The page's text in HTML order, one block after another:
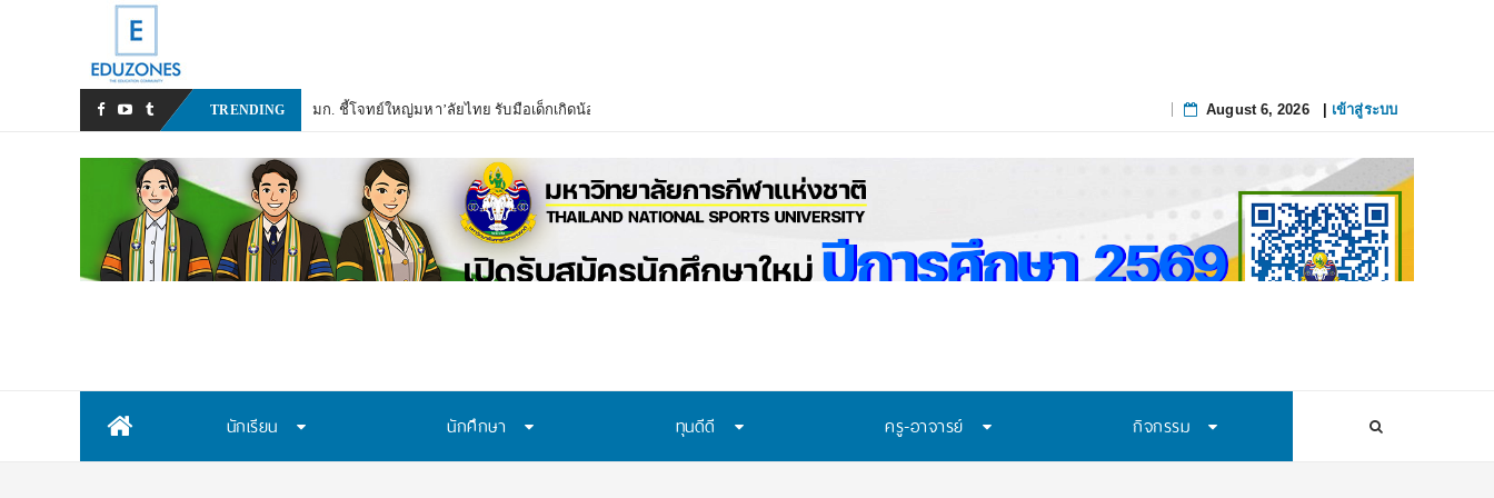
TRENDING
มก. ชี้โจทย์ใหญ่มหา’ลัยไทย รับมือเด็กเกิดน้อย–งบวิจัยลด เร่งปรับสู่ Lifelong Learning ย้ำไม่ขึ้นค่าเทอม
August 6, 2026| เข้าสู่ระบบ
นักเรียน นักศึกษา ทุนดีดี ครู-อาจารย์ กิจกรรม